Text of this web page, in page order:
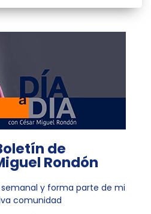
de
Rondón
y forma parte de mi
comunidad